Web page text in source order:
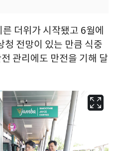
더위가 시작됐고 6월에
청 전망이 있는 만큼 식중
관리에도 만전을 기해 달